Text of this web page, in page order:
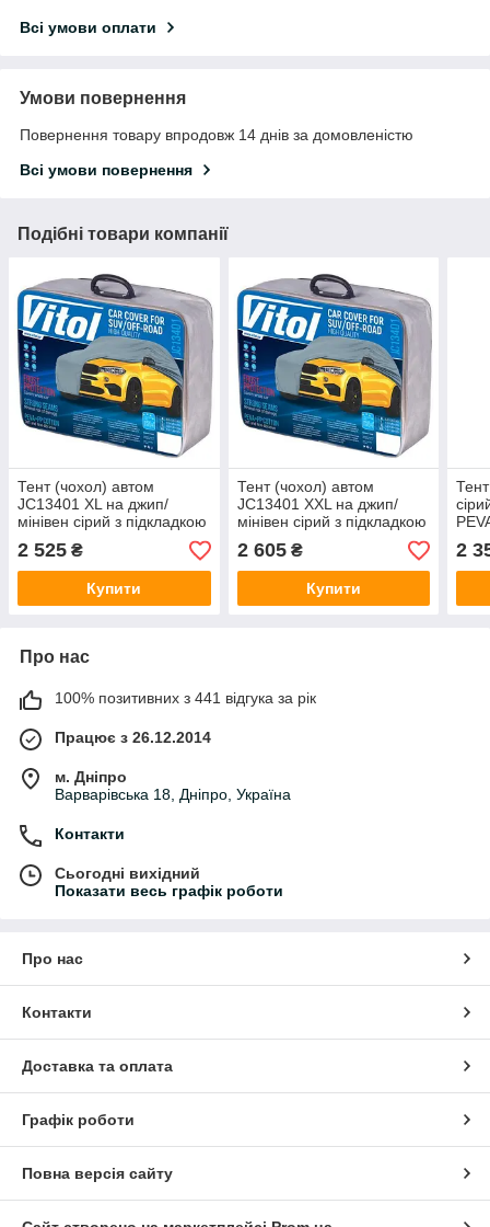
Всі умови оплати
Умови повернення
Повернення товару впродовж 14 днів за домовленістю
Всі умови повернення
Подібні товари компанії
Тент (чохол) автом
JC13401 XL на джип/
мінівен сірий з підкладкою
482х196х145 к.з.
2 525 ₴
Купити
Тент (чохол) автом
JC13401 XXL на джип/
мінівен сірий з підкладкою
508х196х152 к.з.
2 605₴
Купити
2
Про нас
100% позитивних з 441 відгука за рік
Працює з 26.12.2014
м. Дніпро
Варварівська 18, Дніпро, Україна
Контакти
Сьогодні вихідний
Показати весь графік роботи
Про нас
Контакти
Доставка та оплата
Графік роботи
Повна версія сайту